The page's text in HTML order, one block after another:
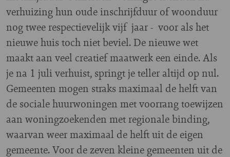
verhuizing hun oude inschrijfduur of woonduur
nog twee respectievelijk vijf jaar - voor als het
nieuwe huis toch niet beviel. De nieuwe wet
maakt aan veel creatief maatwerk een einde. Als
je na 1 juli verhuist, springt je teller altijd op nul.
Gemeenten mogen straks maximaal de helft van
de sociale huurwoningen met voorrang toewijzen
aan woningzoekenden met regionale binding,
waarvan weer maximaal de helft uit de eigen
gemeente. Voor de zeven kleine gemeenten uit de